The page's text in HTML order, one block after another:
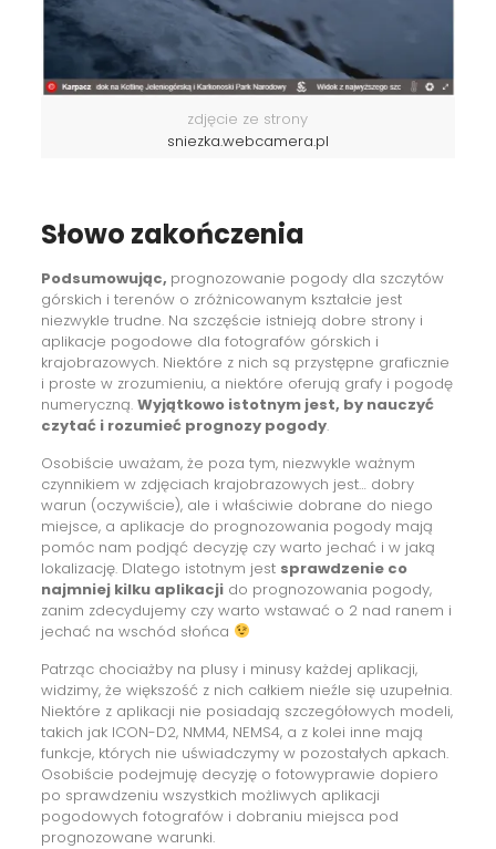
zdjęcie ze strony
sniezka.webcamera.pl
Słowo zakończenia
Podsumowując, prognozowanie pogody dla szczytów
górskich i terenów o zróżnicowanym kształcie jest
niezwykle trudne. Na szczęście istnieją dobre strony i
aplikacje pogodowe dla fotografów górskich i
krajobrazowych. Niektóre z nich są przystępne graficznie
i proste w zrozumieniu, a niektóre oferują grafy i pogodę
numeryczną. Wyjątkowo istotnym jest, by nauczyć
czytać i rozumieć prognozy pogody.
Osobiście uważam, że poza tym, niezwykle ważnym
czynnikiem w zdjęciach krajobrazowych jest… dobry
warun (oczywiście), ale i właściwie dobrane do niego
miejsce, a aplikacje do prognozowania pogody mają
pomóc nam podjąć decyzję czy warto jechać i w jaką
lokalizację. Dlatego istotnym jest sprawdzenie co
najmniej kilku aplikacjido prognozowania pogody,
zanim zdecydujemy czy warto wstawać o 2 nad ranem i
jechać na wschód słońca
Patrząc chociażby na plusy i minusy każdej aplikacji,
widzimy, że większość z nich całkiem nieźle się uzupełnia.
Niektóre z aplikacji nie posiadają szczegółowych modeli,
takich jak ICON-D2, NMM4, NEMS4, a z kolei inne mają
funkcje, których nie uświadczymy w pozostałych apkach.
Osobiście podejmuję decyzję o fotowyprawie dopiero
po sprawdzeniu wszystkich możliwych aplikacji
pogodowych fotografów i dobraniu miejsca pod
prognozowane warunki.